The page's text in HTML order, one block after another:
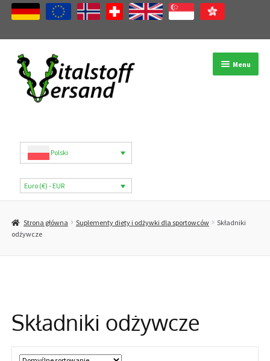
Przejdź
do
nawigacji
Przejdź
do
treści
Menu
Kategorie produktów
Marki
B2B
Polski
Euro (€) - EUR
Strona główna Suplementy diety i odżywki dla sportowców
Składniki
odżywcze
Składniki odżywcze